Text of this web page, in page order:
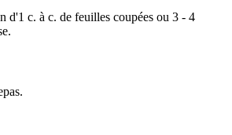
d'1 c. à c. de feuilles coupées ou 3 - 4